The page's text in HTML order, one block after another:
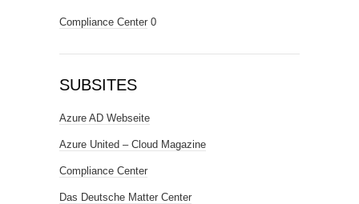
Compliance Center 0
SUBSITES
Azure AD Webseite
Azure United – Cloud Magazine
Compliance Center
Das Deutsche Matter Center